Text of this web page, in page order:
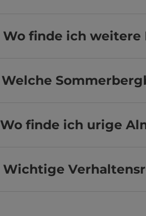
Wo finde ich weitere
Welche
Wo finde ich urige
Wichtige